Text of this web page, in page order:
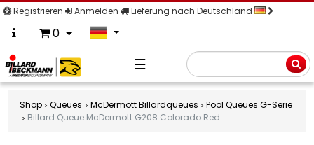
Registrieren Anmelden Lieferung nach Deutschland
0
☰
Shop Queues McDermott Billardqueues
Pool Queues G-Serie
Billard Queue McDermott G208 Colorado Red